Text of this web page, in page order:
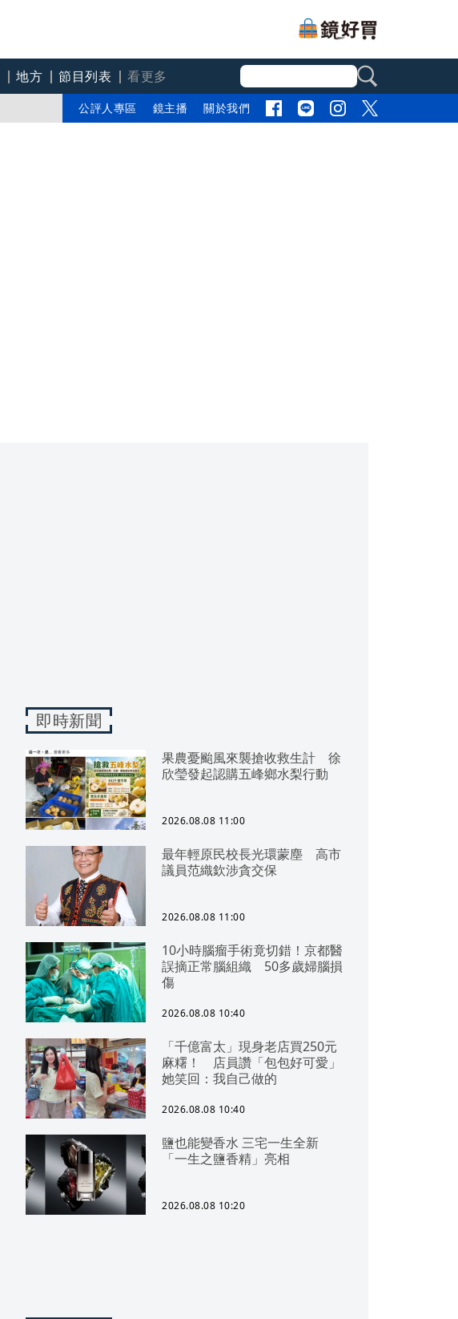
地方 節目列表
看更多
公評人專區 鏡主播 關於我們
即時新聞
果農憂颱風來襲搶收救生計 徐
欣瑩發起認購五峰鄉水梨行動
2026.08.08 11:00
最年輕原民校長光環蒙塵 高市
議員范織欽涉貪交保
2026.08.08 11:00
10小時腦瘤手術竟切錯！京都醫
誤摘正常腦組織 50多歲婦腦損
傷
2026.08.08 10:40
「千億富太」現身老店買250元
麻糬！ 店員讚「包包好可愛」
她笑回：我自己做的
2026.08.08 10:40
鹽也能變香水 三宅一生全新
「一生之鹽香精」亮相
2026.08.08 10:20